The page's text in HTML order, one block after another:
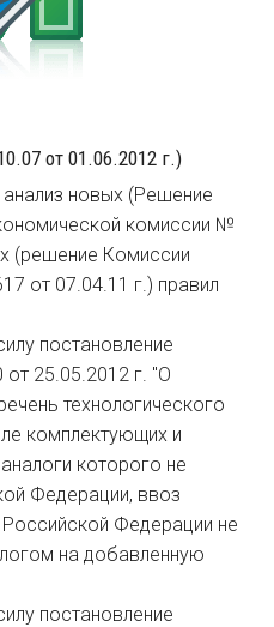
от 01.06.2012 г.)
новых (Решение
комиссии №
(решение Комиссии
от 07.04.11 г.) правил
постановление
25.05.2012 г. "О
технологического
комплектующих и
которого не
Федерации, ввоз
Федерации не
на добавленную
постановление